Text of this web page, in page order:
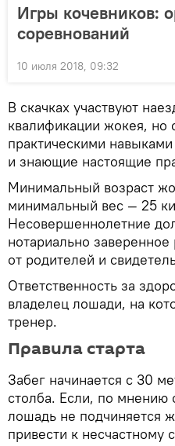
Игры кочевников:
соревнований
10 июля 2018, 09:32
В скачках участвуют
квалификации жокея, но
практическими
и знающие настоящие
Минимальный возраст
минимальный вес — 25
Несовершеннолетние
нотариально
от родителей и
Ответственность за
владелец лошади, на
тренер.
Правила старта
Забег начинается с 30
столба. Если, по мнению
лошадь не подчиняется
привести к несчастному